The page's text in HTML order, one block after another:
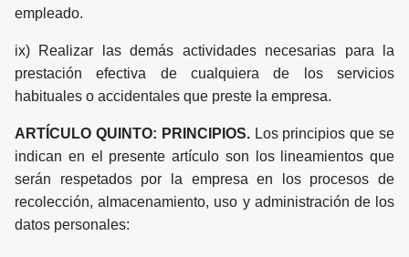
empleado.
ix) Realizar las demás actividades necesarias para la
prestación efectiva de cualquiera de los servicios
habituales o accidentales que preste la empresa.
ARTÍCULO QUINTO: PRINCIPIOS.Los principios que se
indican en el presente artículo son los lineamientos que
serán respetados por la empresa en los procesos de
recolección, almacenamiento, uso y administración de los
datos personales: